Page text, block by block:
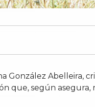
González Abelleira,
que, según